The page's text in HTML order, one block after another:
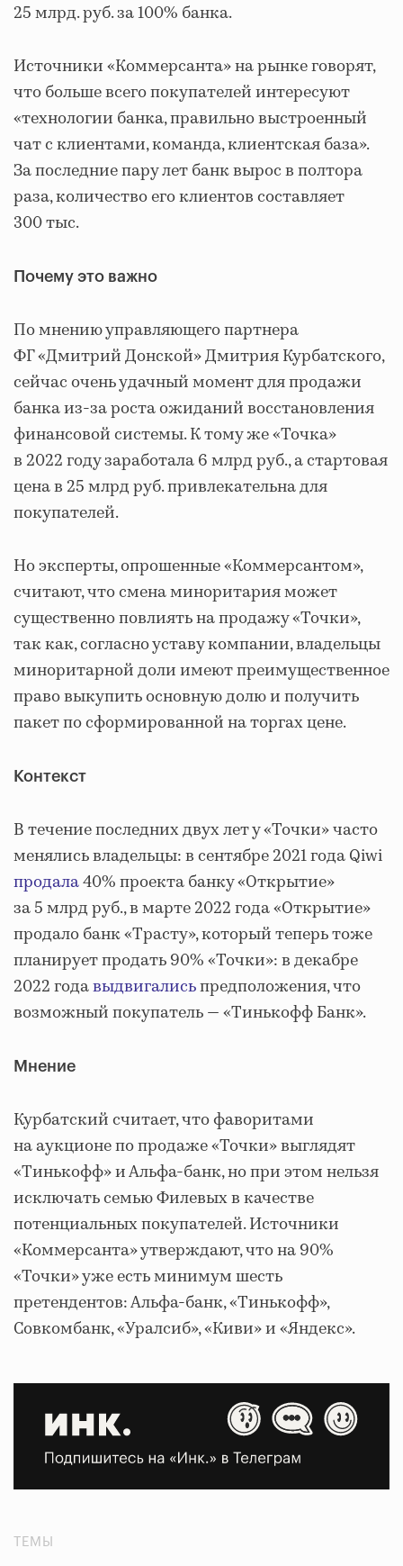
25 млрд. руб. за 100% банка.
Источники «Коммерсанта» на рынке говорят,
что больше всего покупателей интересуют
«технологии банка, правильно выстроенный
чат с клиентами, команда, клиентская база».
За последние пару лет банк вырос в полтора
раза, количество его клиентов составляет
300 тыс.
Почему это важно
По мнению управляющего партнера
ФГ «Дмитрий Донской» Дмитрия Курбатского,
сейчас очень удачный момент для продажи
банка из-за роста ожиданий восстановления
финансовой системы. К тому же «Точка»
в 2022 году заработала 6 млрд руб., а стартовая
цена в 25 млрд руб. привлекательна для
покупателей.
Но эксперты, опрошенные «Коммерсантом»,
считают, что смена миноритария может
существенно повлиять на продажу «Точки»,
так как, согласно уставу компании, владельцы
миноритарной доли имеют преимущественное
право выкупить основную долю и получить
пакет по сформированной на торгах цене.
Контекст
В течение последних двух лет у «Точки» часто
менялись владельцы: в сентябре 2021 года Qiwi
продала40% проекта банку «Открытие»
за 5 млрд руб., в марте 2022 года «Открытие»
продало банк «Трасту», который теперь тоже
планирует продать 90% «Точки»: в декабре
2022 годавыдвигалисьпредположения, что
возможный покупатель — «Тинькофф Банк».
Мнение
Курбатский считает, что фаворитами
на аукционе по продаже «Точки» выглядят
«Тинькофф» и Альфа-банк, но при этом нельзя
исключать семью Филевых в качестве
потенциальных покупателей. Источники
«Коммерсанта» утверждают, что на 90%
«Точки» уже есть минимум шесть
претендентов: Альфа-банк, «Тинькофф»,
Совкомбанк, «Уралсиб», «Киви» и «Яндекс».
ТЕМЫ